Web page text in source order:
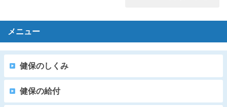
メニュー
健保のしくみ
健保の給付